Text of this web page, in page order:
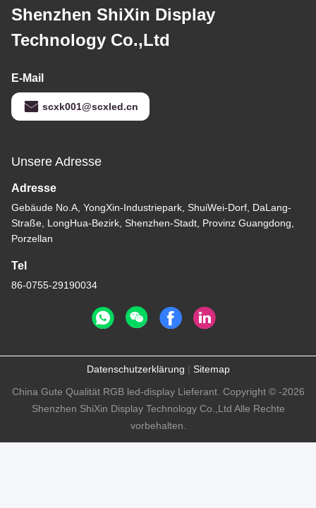
Shenzhen ShiXin Display
Technology Co.,Ltd
E-Mail
scxk001@scxled.cn
Unsere Adresse
Adresse
Gebäude No.A, YongXin-Industriepark, ShuiWei-Dorf, DaLang-
Straße, LongHua-Bezirk, Shenzhen-Stadt, Provinz Guangdong,
Porzellan
Tel
86-0755-29190034
Datenschutzerklärung | Sitemap
China Gute Qualität RGB led-display Lieferant. Copyright © -2026
Shenzhen ShiXin Display Technology Co.,Ltd Alle Rechte
vorbehalten.